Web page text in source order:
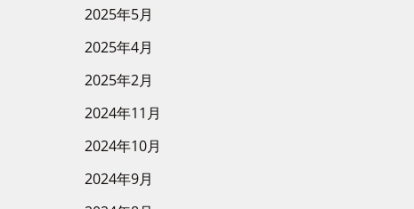
2025年5月
2025年4月
2025年2月
2024年11月
2024年10月
2024年9月